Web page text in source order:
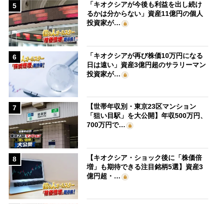
5
「キオクシアが今後も利益を出し続け
るかは分からない」資産11億円の個人
投資家が…
6
「キオクシアが再び株価10万円になる
日は遠い」資産3億円超のサラリーマン
投資家が…
7
【世帯年収別・東京23区マンション
「狙い目駅」を大公開】年収500万円、
700万円で…
8
【キオクシア・ショック後に「株価倍
増」も期待できる注目銘柄5選】資産3
億円超・…